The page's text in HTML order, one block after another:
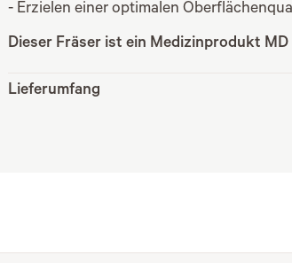
- Erzielen einer optimalen
Dieser Fräser ist ein Medizinprodukt MD
Lieferumfang